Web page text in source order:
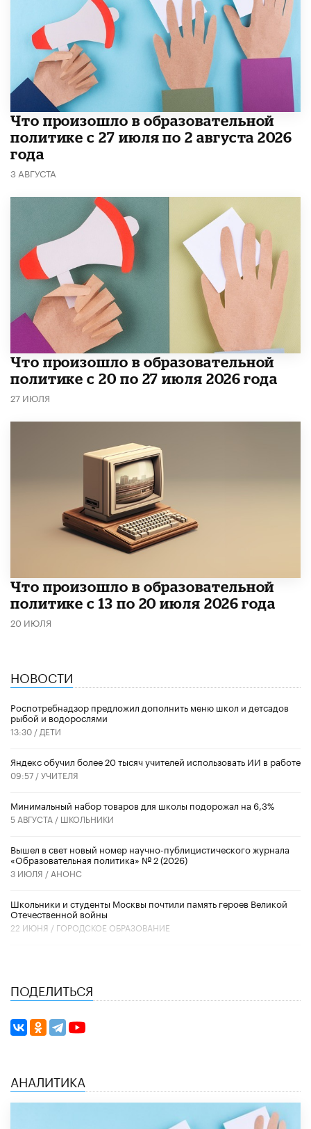
​Что произошло в образовательной
политике с 27 июля по 2 августа 2026
года
3 АВГУСТА
​Что произошло в образовательной
политике с 20 по 27 июля 2026 года
27 ИЮЛЯ
Что произошло в образовательной
политике с 13 по 20 июля 2026 года
20 ИЮЛЯ
НОВОСТИ
Роспотребнадзор предложил дополнить меню школ и детсадов
рыбой и водорослями
13:30 / ДЕТИ
​Яндекс обучил более 20 тысяч учителей использовать ИИ в работе
09:57 /УЧИТЕЛЯ
Минимальный набор товаров для школы подорожал на 6,3%
5 АВГУСТА / ШКОЛЬНИКИ
Вышел в свет новый номер научно-публицистического журнала
«Образовательная политика» № 2 (2026)
3 ИЮЛЯ / АНОНС
Школьники и студенты Москвы почтили память героев Великой
Отечественной войны
22 ИЮНЯ / ГОРОДСКОЕ ОБРАЗОВАНИЕ
ПОДЕЛИТЬСЯ
АНАЛИТИКА